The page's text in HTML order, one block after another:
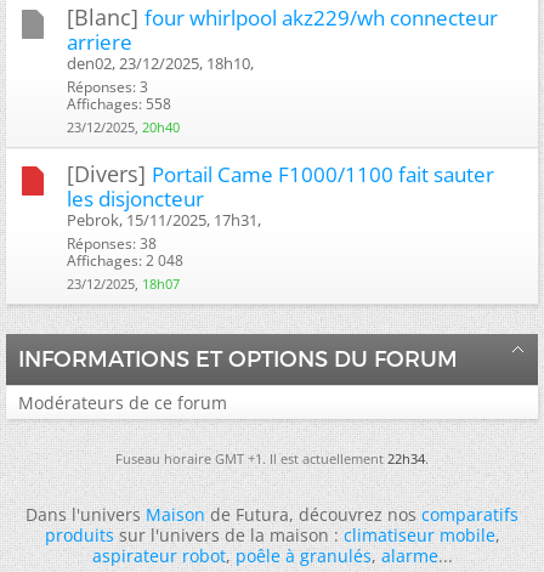
[Blanc] four whirlpool akz229/wh connecteur
arriere
den02, 23/12/2025, 18h10, ‎
Réponses: 3
Affichages: 558
23/12/2025, 20h40
[Divers] Portail Came F1000/1100 fait sauter
les disjoncteur
Pebrok, 15/11/2025, 17h31, ‎
Réponses: 38
Affichages: 2 048
23/12/2025, 18h07
INFORMATIONS ET OPTIONS DU FORUM
Modérateurs de ce forum
Fuseau horaire GMT +1. Il est actuellement 22h34.
Dans l'universMaisonde Futura, découvrez noscomparatifs
produitssur l'univers de la maison :climatiseur mobile,
aspirateur robot,poêle à granulés,alarme...